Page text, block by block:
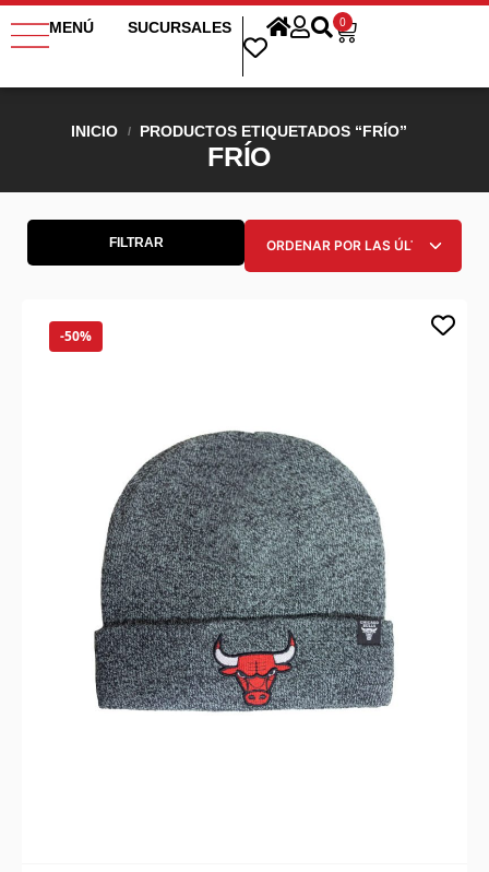
MENÚ SUCURSALES 0
INICIO / PRODUCTOS ETIQUETADOS “FRÍO”
FRÍO
FILTRAR
-50%